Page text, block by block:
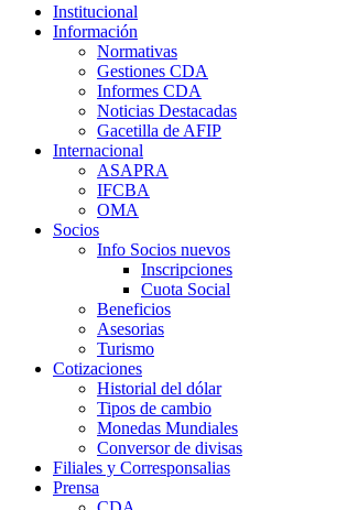
Institucional
Información
Normativas
Gestiones CDA
Informes CDA
Noticias Destacadas
Gacetilla de AFIP
Internacional
ASAPRA
IFCBA
OMA
Socios
Info Socios nuevos
Inscripciones
Cuota Social
Beneficios
Asesorias
Turismo
Cotizaciones
Historial del dólar
Tipos de cambio
Monedas Mundiales
Conversor de divisas
Filiales y Corresponsalias
Prensa